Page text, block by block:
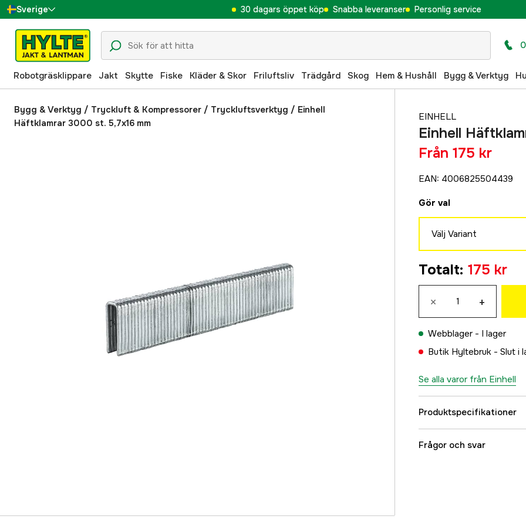
Sverige
Danmark
Suomi
Norge
Deutschland
30 dagars öppet köp Snabba leveranser Personlig service
Robotgräsklippare Jakt Skytte Fiske Kläder & Skor Friluftsliv Trädgård Skog Hem & Hushåll Bygg & Verktyg
Bygg & Verktyg / Tryckluft & Kompressorer / Tryckluftsverktyg / Einhell
Häftklamrar 3000 st. 5,7x16 mm
EINHELL
Einhell
Från 175 kr
EAN: 4006825504439
Gör val
Välj Variant
175 kr
245 kr
218 kr
Totalt: 175 kr
× +
Webblager - I lager
Butik Hyltebruk - Slut i
Se alla varor från Einhell
Produktspecifikationer
Referensnummer
Frågor och svar